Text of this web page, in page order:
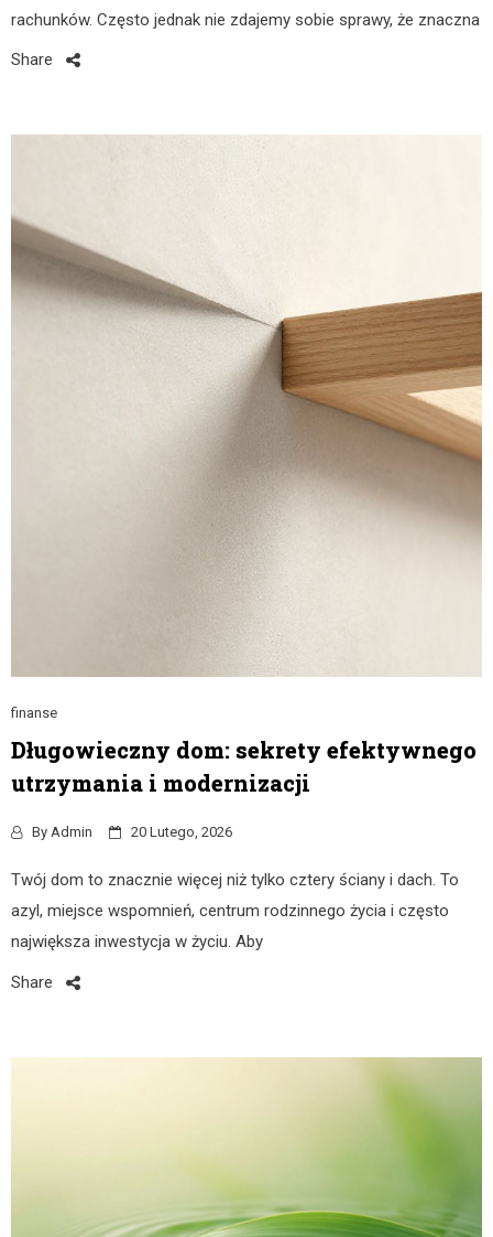
rachunków. Często jednak nie zdajemy sobie sprawy, że znaczna
Share
finanse
Długowieczny dom: sekrety efektywnego
utrzymania i modernizacji
By Admin 20 Lutego, 2026
Twój dom to znacznie więcej niż tylko cztery ściany i dach. To
azyl, miejsce wspomnień, centrum rodzinnego życia i często
największa inwestycja w życiu. Aby
Share